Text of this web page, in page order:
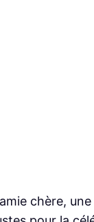
amie chère,